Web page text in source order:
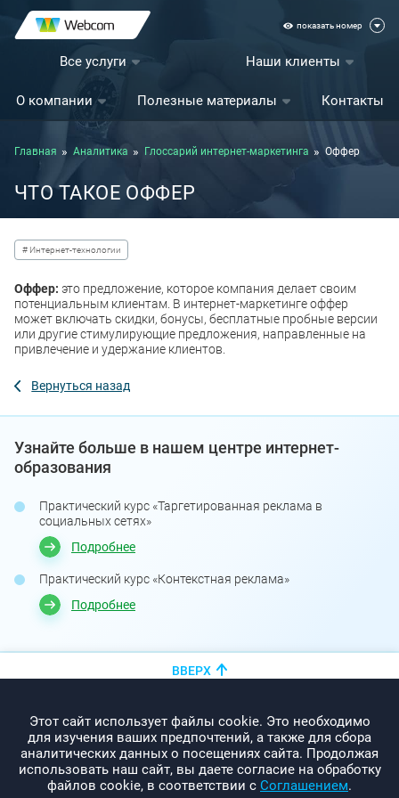
показать номер
Все услуги Наши клиенты
О компании Полезные материалы Контакты
Главная Аналитика Глоссарий интернет-маркетинга Оффер
ЧТО ТАКОЕ ОФФЕР
# Интернет-технологии
Оффер: это предложение, которое компания делает своим
потенциальным клиентам. В интернет-маркетинге оффер
может включать скидки, бонусы, бесплатные пробные версии
или другие стимулирующие предложения, направленные на
привлечение и удержание клиентов.
Вернуться назад
Узнайте больше в нашем центре интернет-
образования
Практический курс «Таргетированная реклама в
социальных сетях»
Подробнее
Практический курс «Контекстная реклама»
Подробнее
Этот сайт использует файлы cookie. Это необходимо
для изучения ваших предпочтений, а также для сбора
аналитических данных о посещениях сайта. Продолжая
использовать наш сайт, вы даете согласие на обработку
файлов cookie, в соответствии с Соглашением.
ВВЕРХ
info@promo-webcom.by